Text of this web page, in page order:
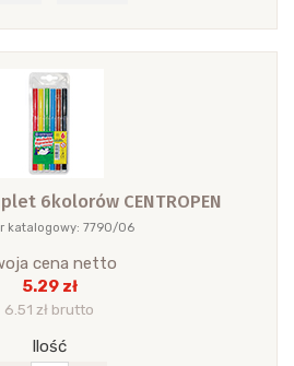
6kolorów CENTROPEN
katalogowy: 7790/06
cena netto
5.29 zł
6.51 zł brutto
Ilość